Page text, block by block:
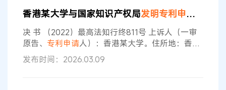
香港某大学与国家知识产权局发明专利申请
决 书 （2022）最高法知行终811号 上诉人（一审
原告、 专利申请人）：香港某大学。住所地：香港
特别行政区。 代表人：徐某。 被上诉人（一审被
告）：国家知识产权局。住所地：北京市海淀区蓟
发布时间：2026.03.09